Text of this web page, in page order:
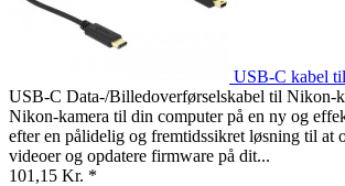
USB-C kabel
USB-C Data-/Billedoverførselskabel til Nikon-
Nikon-kamera til din computer på en ny og
efter en pålidelig og fremtidssikret løsning til at
videoer og opdatere firmware på dit...
101,15 Kr. *